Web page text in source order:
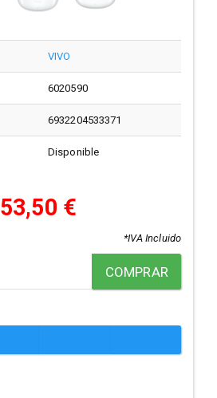
VIVO
6020590
6932204533371
Disponible
53,50 €
*IVA Incluido
COMPRAR